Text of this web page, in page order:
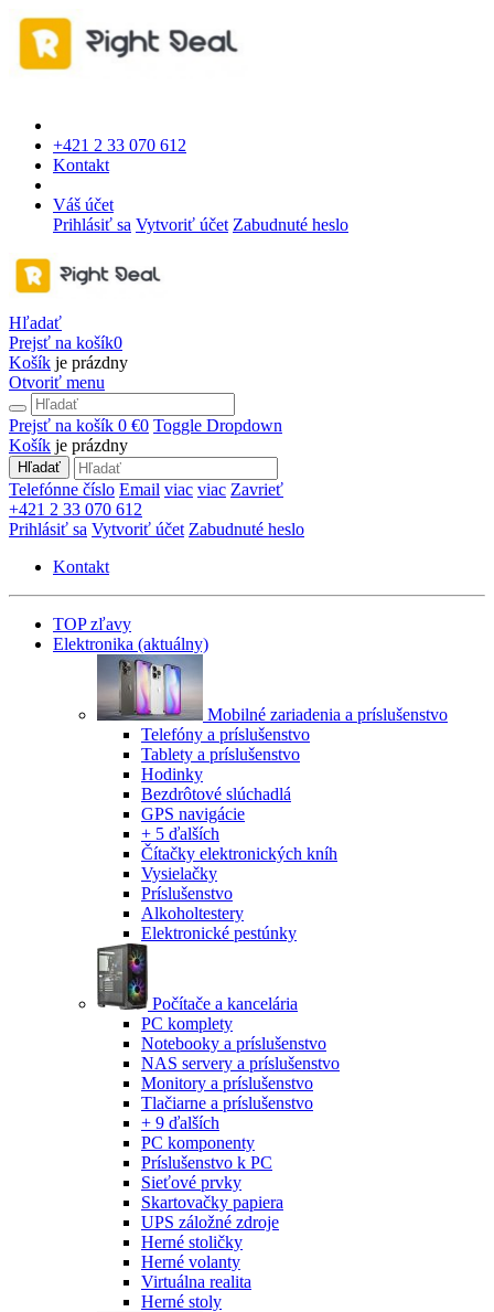
+421 2 33 070 612
Kontakt
Váš účet
Prihlásiť sa Vytvoriť účet Zabudnuté heslo
Hľadať
Prejsť na košík0
Košík je prázdny
Otvoriť menu
Prejsť na košík 0 €0 Toggle Dropdown
Košík je prázdny
Hľadať
Telefónne číslo Email viac viac Zavrieť
+421 2 33 070 612
Prihlásiť sa Vytvoriť účet Zabudnuté heslo
Kontakt
TOP zľavy
Elektronika (aktuálny)
Mobilné zariadenia a príslušenstvo
Telefóny a príslušenstvo
Tablety a príslušenstvo
Hodinky
Bezdrôtové slúchadlá
GPS navigácie
+ 5 ďalších
Čítačky elektronických kníh
Vysielačky
Príslušenstvo
Alkoholtestery
Elektronické pestúnky
Počítače a kancelária
PC komplety
Notebooky a príslušenstvo
NAS servery a príslušenstvo
Monitory a príslušenstvo
Tlačiarne a príslušenstvo
+ 9 ďalších
PC komponenty
Príslušenstvo k PC
Sieťové prvky
Skartovačky papiera
UPS záložné zdroje
Herné stoličky
Herné volanty
Virtuálna realita
Herné stoly